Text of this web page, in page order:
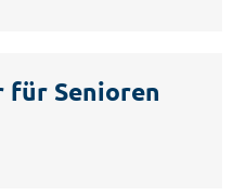
für Senioren